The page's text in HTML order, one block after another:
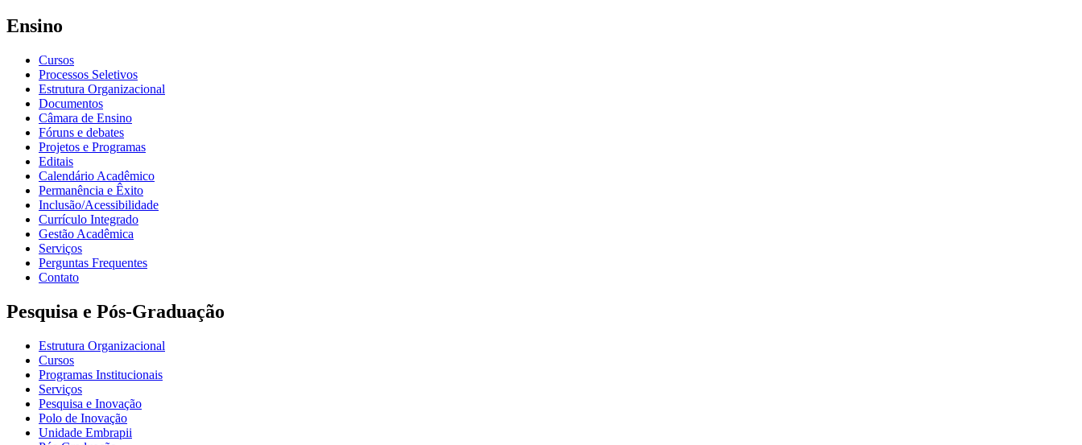
Ensino
Cursos
Processos Seletivos
Estrutura Organizacional
Documentos
Câmara de Ensino
Fóruns e debates
Projetos e Programas
Editais
Calendário Acadêmico
Permanência e Êxito
Inclusão/Acessibilidade
Currículo Integrado
Gestão Acadêmica
Serviços
Perguntas Frequentes
Contato
Pesquisa e Pós-Graduação
Estrutura Organizacional
Cursos
Programas Institucionais
Serviços
Pesquisa e Inovação
Polo de Inovação
Unidade Embrapii